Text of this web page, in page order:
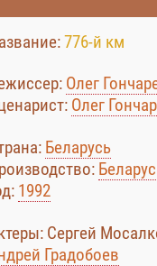
776-й км
Олег
Олег
Беларусь
1992
Сергей
Градобоев